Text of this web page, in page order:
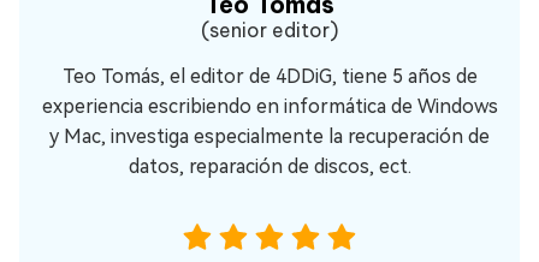
(senior editor)
Teo Tomás, el editor de 4DDiG, tiene 5 años de
experiencia escribiendo en informática de Windows
y Mac, investiga especialmente la recuperación de
datos, reparación de discos, ect.